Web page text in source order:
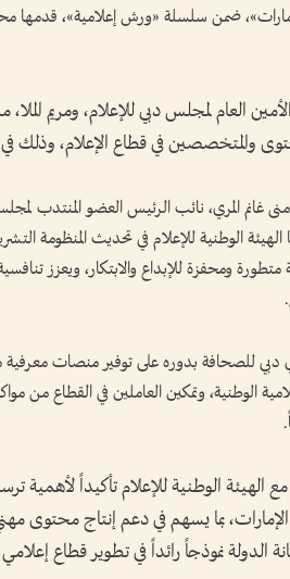
الإمارات»، ضمن سلسلة «ورش إعلامية»،
العام لمجلس دبي للإعلام، ومريم
والمتخصصين في قطاع الإعلام، وذلك
غانم المري، نائب الرئيس العضو المنتدب
الوطنية للإعلام في تحديث المنظومة
متطورة ومحفزة للإبداع والابتكار، ويعزز
دبي للصحافة بدوره على توفير منصات
الوطنية، وتمكين العاملين في القطاع من
الهيئة الوطنية للإعلام تأكيداً لأهمية
الإمارات، بما يسهم في دعم إنتاج
الدولة نموذجاً رائداً في تطوير قطاع